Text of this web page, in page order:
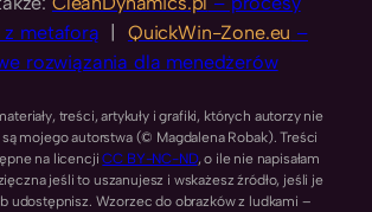
metaforą
QuickWin-Zone.eu –
rozwiązania dla menedżerów
treści, artykuły i grafiki, których autorzy nie
mojego autorstwa (© Magdalena Robak). Treści
na licencjiCC BY-NC-ND, o ile nie napisałam
jeśli to uszanujesz i wskażesz źródło, jeśli je
udostępnisz. Wzorzec do obrazków z ludkami –